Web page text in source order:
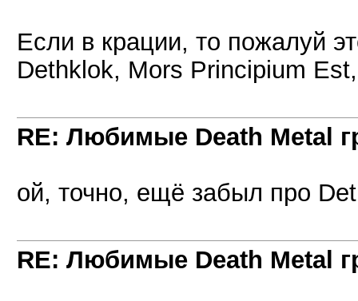
Если в крации, то пожалуй
Dethklok, Mors Principium
RE: Любимые Death Metal
ой, точно, ещё забыл про
RE: Любимые Death Metal